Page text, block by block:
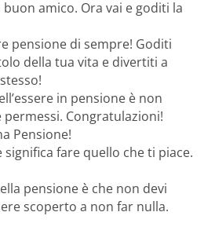
amico. Ora vai e goditi la
pensione di sempre! Goditi
della tua vita e divertiti a
in pensione è non
Congratulazioni!
Pensione!
fare quello che ti piace.
pensione è che non devi
scoperto a non far nulla.